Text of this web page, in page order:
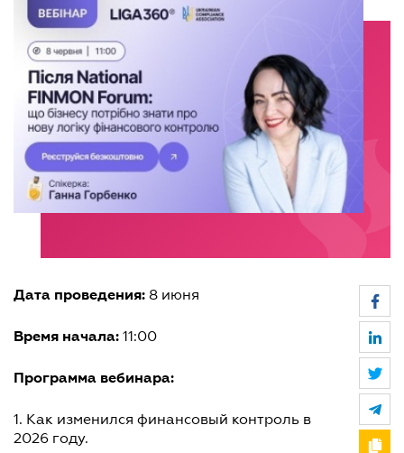
Дата проведения: 8 июня
Время начала: 11:00
Программа вебинара:
1. Как изменился финансовый контроль в
2026 году.